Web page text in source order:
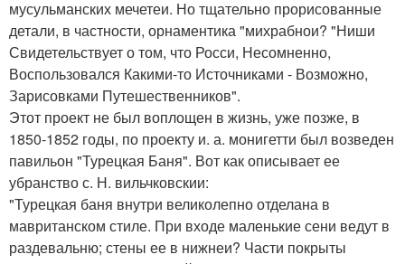
мусульманских мечетеи. Но тщательно прорисованные
детали, в частности, орнаментика "михрабнои? "Ниши
Свидетельствует о том, что Росси, Несомненно,
Воспользовался Какими-то Источниками - Возможно,
Зарисовками Путешественников".
Этот проект не был воплощен в жизнь, уже позже, в
1850-1852 годы, по проекту и. а. монигетти был возведен
павильон "Турецкая Баня". Вот как описывает ее
убранство с. Н. вильчковскии:
"Турецкая баня внутри великолепно отделана в
мавританском стиле. При входе маленькие сени ведут в
раздевальню; стены ее в нижнеи? Части покрыты